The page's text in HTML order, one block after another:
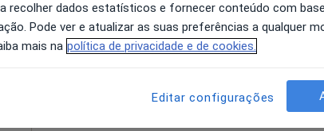
9 Ago 10 Ago 11 Ago
recolher dados estatísticos e fornecer conteúdo com
Pode ver e atualizar as suas preferências a qualquer
mais na política de privacidade e de cookies.
Editar configurações